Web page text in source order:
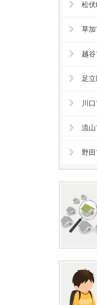
松
草
越
足
川
流
野